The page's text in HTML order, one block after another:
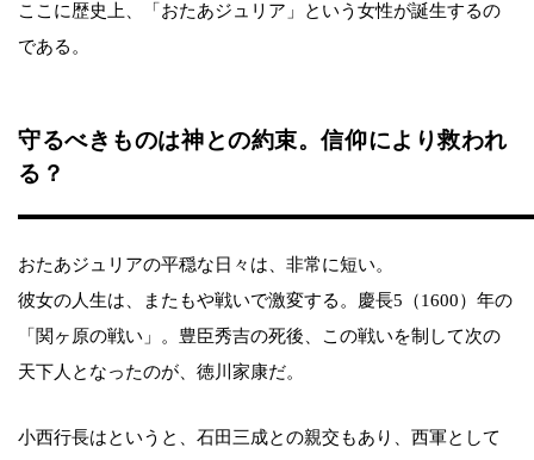
ここに歴史上、「おたあジュリア」という女性が誕生するの
である。
守るべきものは神との約束。信仰により救われ
る？
おたあジュリアの平穏な日々は、非常に短い。
彼女の人生は、またもや戦いで激変する。慶長5（1600）年の
「関ヶ原の戦い」。豊臣秀吉の死後、この戦いを制して次の
天下人となったのが、徳川家康だ。
小西行長はというと、石田三成との親交もあり、西軍として